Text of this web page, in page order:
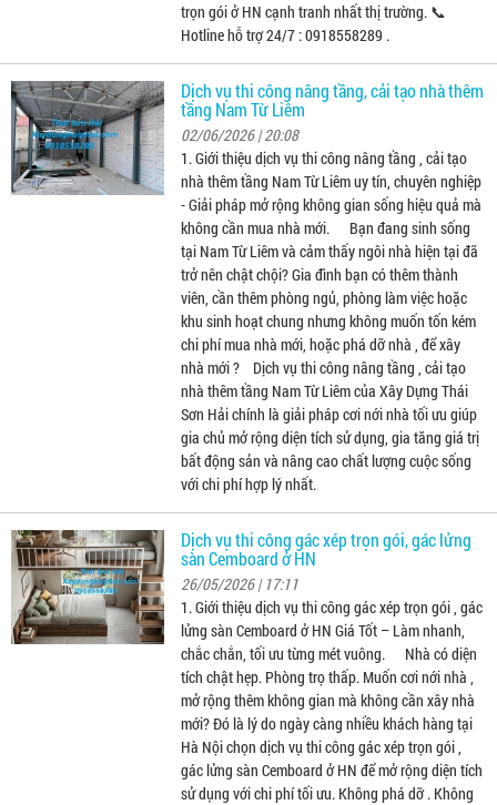
trọn gói ở HN cạnh tranh nhất thị trường. 📞
Hotline hỗ trợ 24/7 : 0918558289 .
Dịch vụ thi công nâng tầng, cải tạo nhà thêm
tầng Nam Từ Liêm
02/06/2026 | 20:08
1. Giới thiệu dịch vụ thi công nâng tầng , cải tạo
nhà thêm tầng Nam Từ Liêm uy tín, chuyên nghiệp
- Giải pháp mở rộng không gian sống hiệu quả mà
không cần mua nhà mới. Bạn đang sinh sống
tại Nam Từ Liêm và cảm thấy ngôi nhà hiện tại đã
trở nên chật chội? Gia đình bạn có thêm thành
viên, cần thêm phòng ngủ, phòng làm việc hoặc
khu sinh hoạt chung nhưng không muốn tốn kém
chi phí mua nhà mới, hoặc phá dỡ nhà , để xây
nhà mới ? Dịch vụ thi công nâng tầng , cải tạo
nhà thêm tầng Nam Từ Liêm của Xây Dựng Thái
Sơn Hải chính là giải pháp cơi nới nhà tối ưu giúp
gia chủ mở rộng diện tích sử dụng, gia tăng giá trị
bất động sản và nâng cao chất lượng cuộc sống
với chi phí hợp lý nhất.
Dịch vụ thi công gác xép trọn gói, gác lửng
sàn Cemboard ở HN
26/05/2026 | 17:11
1. Giới thiệu dịch vụ thi công gác xép trọn gói , gác
lửng sàn Cemboard ở HN Giá Tốt – Làm nhanh,
chắc chắn, tối ưu từng mét vuông. Nhà có diện
tích chật hẹp. Phòng trọ thấp. Muốn cơi nới nhà ,
mở rộng thêm không gian mà không cần xây nhà
mới? Đó là lý do ngày càng nhiều khách hàng tại
Hà Nội chọn dịch vụ thi công gác xép trọn gói ,
gác lửng sàn Cemboard ở HN để mở rộng diện tích
sử dụng với chi phí tối ưu. Không phá dỡ . Không